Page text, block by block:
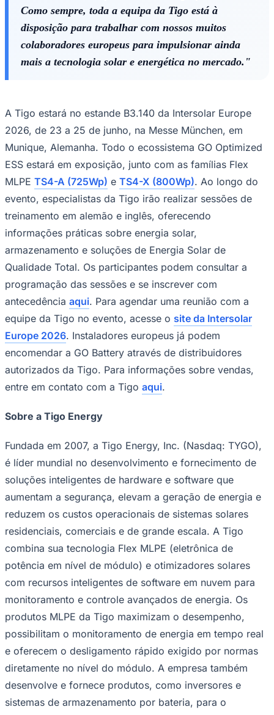
São Paulo
Flamengo
Como sempre, toda a equipa da Tigo está à
disposição para trabalhar com nossos muitos
colaboradores europeus para impulsionar ainda
mais a tecnologia solar e energética no mercado."
A Tigo estará no estande B3.140 da Intersolar Europe
2026, de 23 a 25 de junho, na Messe München, em
Munique, Alemanha. Todo o ecossistema GO Optimized
ESS estará em exposição, junto com as famílias Flex
MLPE TS4-A (725Wp) e TS4-X (800Wp). Ao longo do
evento, especialistas da Tigo irão realizar sessões de
treinamento em alemão e inglês, oferecendo
informações práticas sobre energia solar,
armazenamento e soluções de Energia Solar de
Qualidade Total. Os participantes podem consultar a
programação das sessões e se inscrever com
antecedência aqui. Para agendar uma reunião com a
equipe da Tigo no evento, acesse o site da Intersolar
Europe 2026. Instaladores europeus já podem
encomendar a GO Battery através de distribuidores
autorizados da Tigo. Para informações sobre vendas,
entre em contato com a Tigo aqui.
Sobre a Tigo Energy
Fundada em 2007, a Tigo Energy, Inc. (Nasdaq: TYGO),
é líder mundial no desenvolvimento e fornecimento de
soluções inteligentes de hardware e software que
aumentam a segurança, elevam a geração de energia e
reduzem os custos operacionais de sistemas solares
residenciais, comerciais e de grande escala. A Tigo
combina sua tecnologia Flex MLPE (eletrônica de
potência em nível de módulo) e otimizadores solares
com recursos inteligentes de software em nuvem para
monitoramento e controle avançados de energia. Os
produtos MLPE da Tigo maximizam o desempenho,
possibilitam o monitoramento de energia em tempo real
e oferecem o desligamento rápido exigido por normas
diretamente no nível do módulo. A empresa também
desenvolve e fornece produtos, como inversores e
sistemas de armazenamento por bateria, para o